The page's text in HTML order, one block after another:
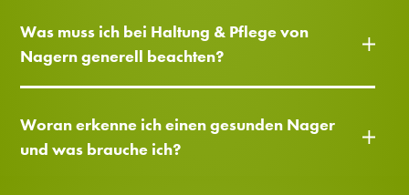
Was muss ich bei Haltung & Pflege von
Nagern generell beachten?
Woran erkenne ich einen gesunden Nager
und was brauche ich?